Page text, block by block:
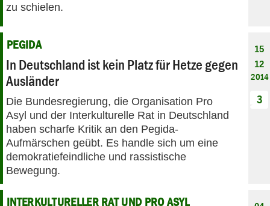
zu schielen.
PEGIDA
In Deutschland ist kein Platz für Hetze gegen
Ausländer
Die Bundesregierung, die Organisation Pro
Asyl und der Interkulturelle Rat in Deutschland
haben scharfe Kritik an den Pegida-
Aufmärschen geübt. Es handle sich um eine
demokratiefeindliche und rassistische
Bewegung.
15
12
2014
3
INTERKULTURELLER RAT UND PRO ASYL